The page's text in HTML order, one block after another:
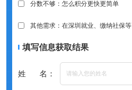
分数不够：怎么积分更快更简单
其他需求：在深圳就业、缴纳社保等
填写信息获取结果
姓 名：